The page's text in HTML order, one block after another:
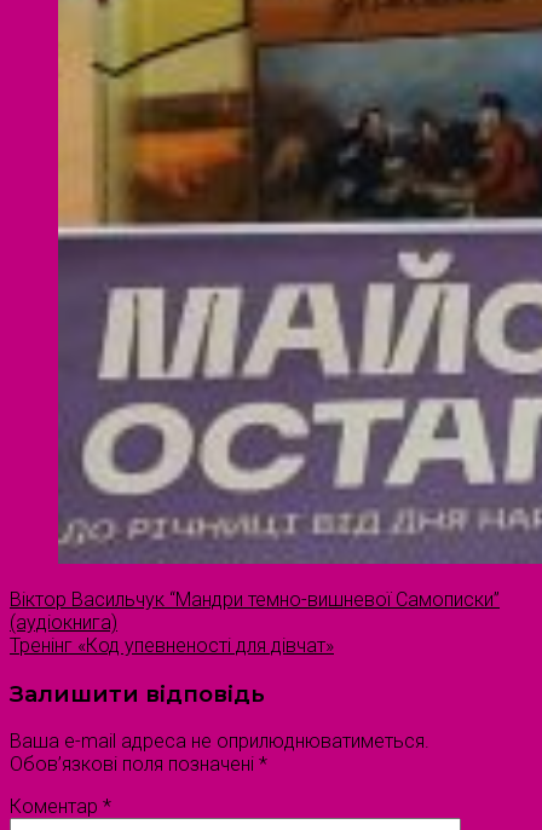
Віктор Васильчук “Мандри темно-вишневої Самописки”
(аудіокнига)
Тренінг «Код упевненості для дівчат»
Залишити відповідь
Ваша e-mail адреса не оприлюднюватиметься.
Обов’язкові поля позначені *
Коментар *